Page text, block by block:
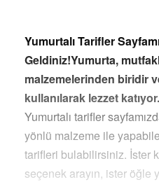
Yumurtalı Tarifler
Geldiniz!Yumurta,
malzemelerinden biridir
kullanılarak lezzet katıyor.
Yumurtalı tarifler
yönlü malzeme ile
tarifleri bulabilirsiniz. İster
seçenek arayın, ister öğle